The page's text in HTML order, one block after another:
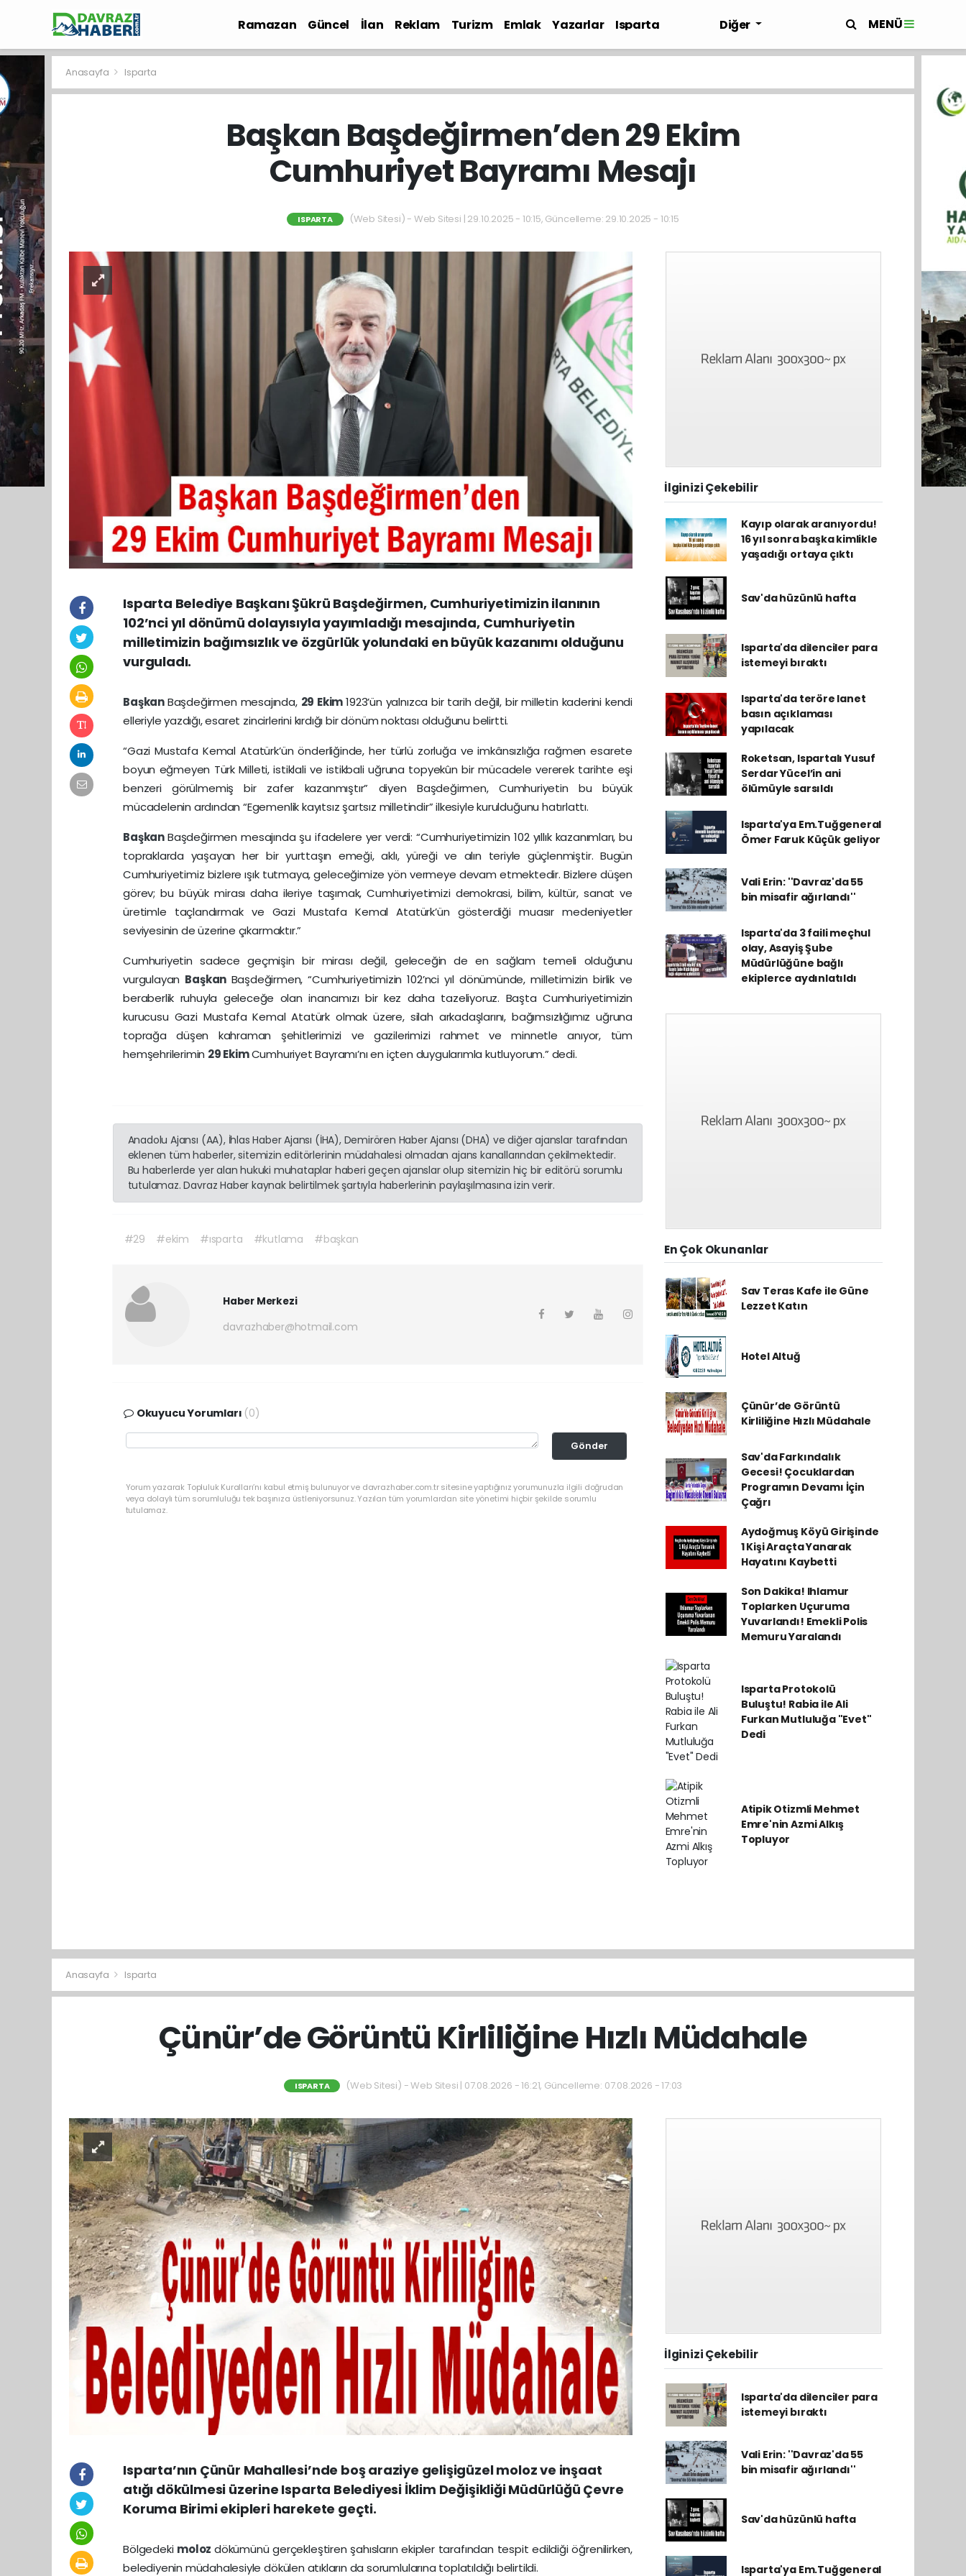
Ramazan Güncel İlan Reklam Turizm Emlak Yazarlar
Isparta
Diğer MENÜ
Anasayfa Isparta
Başkan Başdeğirmen’den 29 Ekim
Cumhuriyet Bayramı Mesajı
ISPARTA (Web Sitesi) - Web Sitesi | 29.10.2025 - 10:15, Güncelleme: 29.10.2025 - 10:15
Isparta Belediye Başkanı Şükrü Başdeğirmen, Cumhuriyetimizin ilanının
102’nci yıl dönümü dolayısıyla yayımladığı mesajında, Cumhuriyetin
milletimizin bağımsızlık ve özgürlük yolundaki en büyük kazanımı olduğunu
vurguladı.
BaşkanBaşdeğirmen mesajında, 29 Ekim1923’ün yalnızca bir tarih değil, bir milletin kaderini kendi
elleriyle yazdığı, esaret zincirlerini kırdığı bir dönüm noktası olduğunu belirtti.
“Gazi Mustafa Kemal Atatürk’ün önderliğinde, her türlü zorluğa ve imkânsızlığa rağmen esarete
boyun eğmeyen Türk Milleti, istiklali ve istikbali uğruna topyekûn bir mücadele vererek tarihte eşi
benzeri görülmemiş bir zafer kazanmıştır” diyen Başdeğirmen, Cumhuriyetin bu büyük
mücadelenin ardından “Egemenlik kayıtsız şartsız milletindir” ilkesiyle kurulduğunu hatırlattı.
BaşkanBaşdeğirmen mesajında şu ifadelere yer verdi: “Cumhuriyetimizin 102 yıllık kazanımları, bu
topraklarda yaşayan her bir yurttaşın emeği, aklı, yüreği ve alın teriyle güçlenmiştir. Bugün
Cumhuriyetimiz bizlere ışık tutmaya, geleceğimize yön vermeye devam etmektedir. Bizlere düşen
görev; bu büyük mirası daha ileriye taşımak, Cumhuriyetimizi demokrasi, bilim, kültür, sanat ve
üretimle taçlandırmak ve Gazi Mustafa Kemal Atatürk’ün gösterdiği muasır medeniyetler
seviyesinin de üzerine çıkarmaktır.”
Cumhuriyetin sadece geçmişin bir mirası değil, geleceğin de en sağlam temeli olduğunu
vurgulayan Başkan Başdeğirmen, “Cumhuriyetimizin 102’nci yıl dönümünde, milletimizin birlik ve
beraberlik ruhuyla geleceğe olan inancımızı bir kez daha tazeliyoruz. Başta Cumhuriyetimizin
kurucusu Gazi Mustafa Kemal Atatürk olmak üzere, silah arkadaşlarını, bağımsızlığımız uğruna
toprağa düşen kahraman şehitlerimizi ve gazilerimizi rahmet ve minnetle anıyor, tüm
hemşehrilerimin 29EkimCumhuriyet Bayramı’nı en içten duygularımla kutluyorum.” dedi.
Anadolu Ajansı (AA), İhlas Haber Ajansı (İHA), Demirören Haber Ajansı (DHA) ve diğer ajanslar tarafından
eklenen tüm haberler, sitemizin editörlerinin müdahalesi olmadan ajans kanallarından çekilmektedir.
Bu haberlerde yer alan hukuki muhataplar haberi geçen ajanslar olup sitemizin hiç bir editörü sorumlu
tutulamaz. Davraz Haber kaynak belirtilmek şartıyla haberlerinin paylaşılmasına izin verir.
#29 #ekim #ısparta #kutlama #başkan
Haber Merkezi
davrazhaber@hotmail.com
Okuyucu Yorumları (0)
Gönder
Yorum yazarak Topluluk Kuralları’nı kabul etmiş bulunuyor ve davrazhaber.com.tr sitesine yaptığınız yorumunuzla ilgili doğrudan
veya dolaylı tüm sorumluluğu tek başınıza üstleniyorsunuz. Yazılan tüm yorumlardan site yönetimi hiçbir şekilde sorumlu
tutulamaz.
İlginizi Çekebilir
Kayıp olarak aranıyordu!
16 yıl sonra başka kimlikle
yaşadığı ortaya çıktı
Sav'da hüzünlü hafta
Isparta'da dilenciler para
istemeyi bıraktı
Isparta'da teröre lanet
basın açıklaması
yapılacak
Roketsan, Ispartalı Yusuf
Serdar Yücel’in ani
ölümüyle sarsıldı
Isparta'ya Em.Tuğgeneral
Ömer Faruk Küçük geliyor
Vali Erin: ''Davraz'da 55
bin misafir ağırlandı''
Isparta'da 3 faili meçhul
olay, Asayiş Şube
Müdürlüğüne bağlı
ekiplerce aydınlatıldı
En Çok Okunanlar
Sav Teras Kafe ile Güne
Lezzet Katın
Hotel Altuğ
Çünür’de Görüntü
Kirliliğine Hızlı Müdahale
Sav'da Farkındalık
Gecesi! Çocuklardan
Programın Devamı İçin
Çağrı
Aydoğmuş Köyü Girişinde
1 Kişi Araçta Yanarak
Hayatını Kaybetti
Son Dakika! Ihlamur
Toplarken Uçuruma
Yuvarlandı! Emekli Polis
Memuru Yaralandı
Isparta Protokolü
Buluştu! Rabia ile Ali
Furkan Mutluluğa "Evet"
Dedi
Atipik Otizmli Mehmet
Emre'nin Azmi Alkış
Topluyor
Anasayfa Isparta
Çünür’de Görüntü Kirliliğine Hızlı Müdahale
ISPARTA (Web Sitesi) - Web Sitesi | 07.08.2026 - 16:21, Güncelleme: 07.08.2026 - 17:03
Isparta’nın Çünür Mahallesi’nde boş araziye gelişigüzel moloz ve inşaat
atığı dökülmesi üzerine Isparta Belediyesi İklim Değişikliği Müdürlüğü Çevre
Koruma Birimi ekipleri harekete geçti.
Bölgedeki moloz dökümünü gerçekleştiren şahısların ekipler tarafından tespit edildiği öğrenilirken,
belediyenin müdahalesiyle dökülen atıkların da sorumlularına toplatıldığı belirtildi.
İlginizi Çekebilir
Isparta'da dilenciler para
istemeyi bıraktı
Vali Erin: ''Davraz'da 55
bin misafir ağırlandı''
Sav'da hüzünlü hafta
Isparta'ya Em.Tuğgeneral